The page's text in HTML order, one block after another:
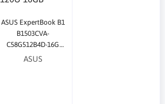
ASUS ExpertBook B1
B1503CVA-
C58G512B4D-16G
Core 5-120U 16GB
ASUS